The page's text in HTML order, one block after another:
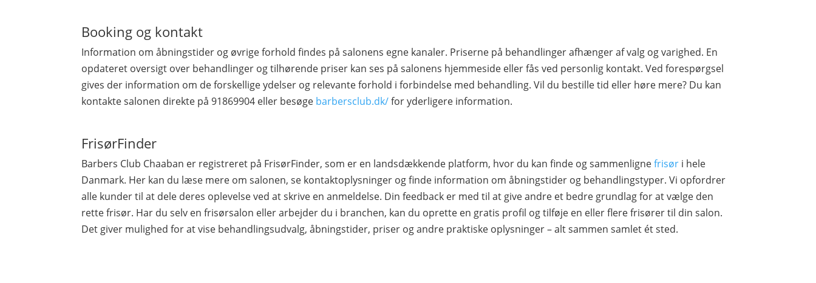
Booking og kontakt
Information om åbningstider og øvrige forhold findes på salonens egne kanaler. Priserne på behandlinger afhænger af valg og varighed. En
opdateret oversigt over behandlinger og tilhørende priser kan ses på salonens hjemmeside eller fås ved personlig kontakt. Ved forespørgsel
gives der information om de forskellige ydelser og relevante forhold i forbindelse med behandling. Vil du bestille tid eller høre mere? Du kan
kontakte salonen direkte på 91869904 eller besøge barbersclub.dk/for yderligere information.
FrisørFinder
Barbers Club Chaaban er registreret på FrisørFinder, som er en landsdækkende platform, hvor du kan finde og sammenlignefrisør i hele
Danmark. Her kan du læse mere om salonen, se kontaktoplysninger og finde information om åbningstider og behandlingstyper. Vi opfordrer
alle kunder til at dele deres oplevelse ved at skrive en anmeldelse. Din feedback er med til at give andre et bedre grundlag for at vælge den
rette frisør. Har du selv en frisørsalon eller arbejder du i branchen, kan du oprette en gratis profil og tilføje en eller flere frisører til din salon.
Det giver mulighed for at vise behandlingsudvalg, åbningstider, priser og andre praktiske oplysninger – alt sammen samlet ét sted.